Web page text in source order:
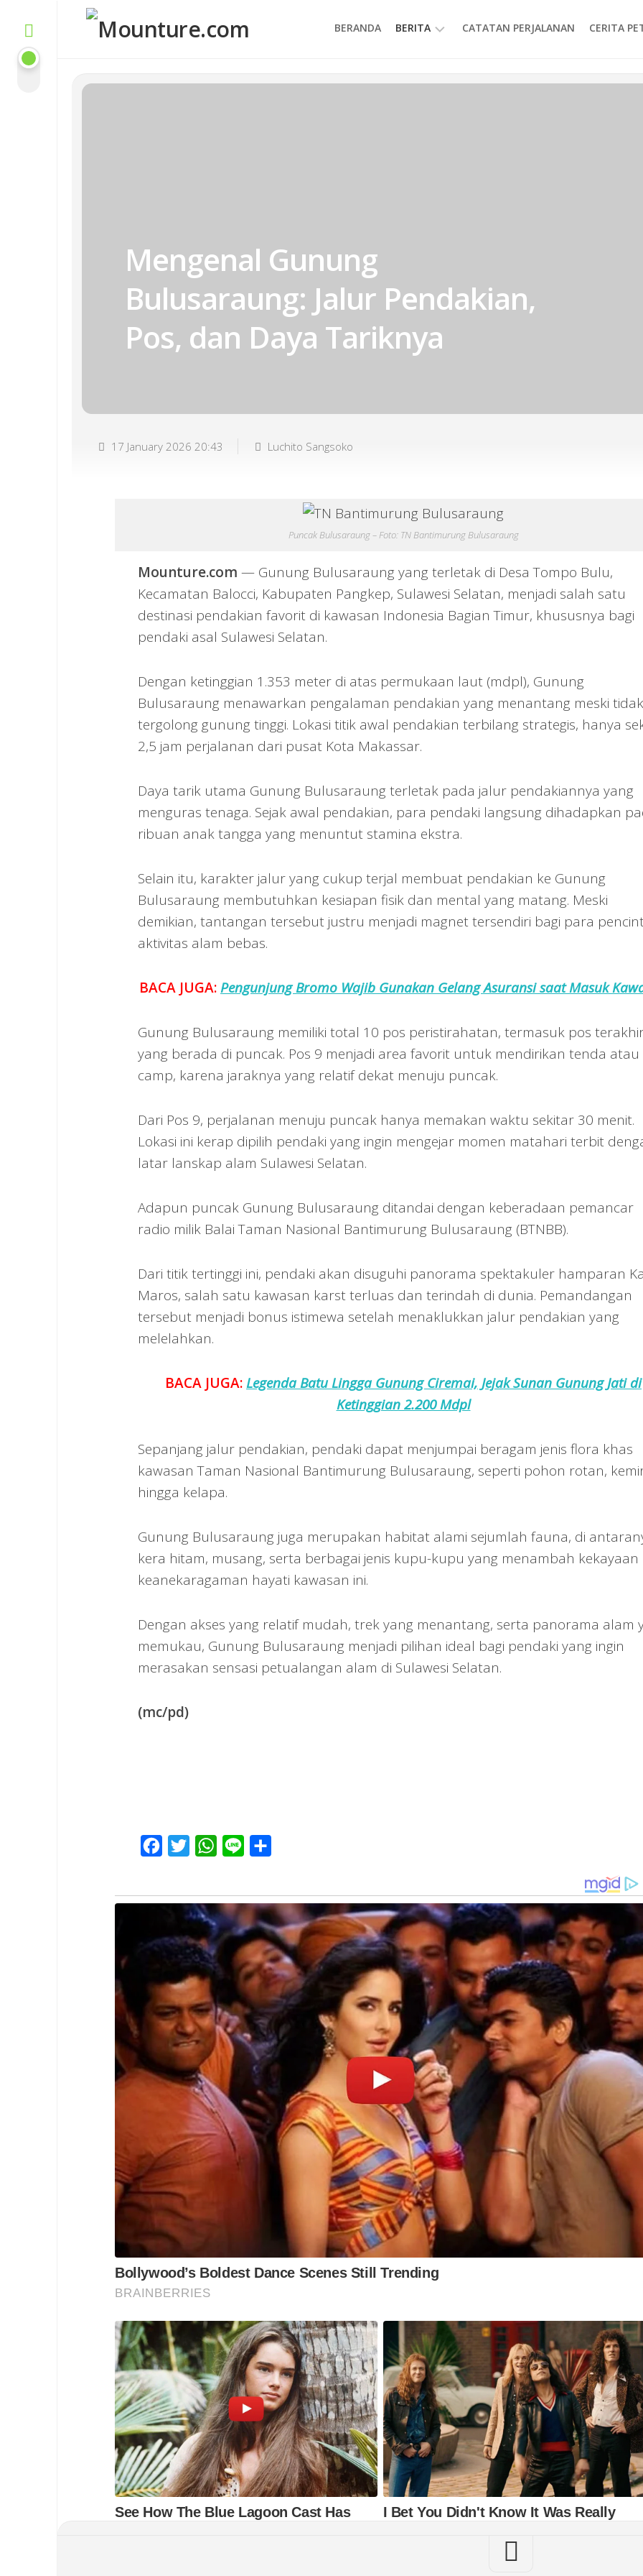
content
BERANDA BERITA CATATAN PERJALANAN CERITA
Mengenal Gunung
Bulusaraung: Jalur Pendakian,
Pos, dan Daya Tariknya
17 January 2026 20:43 Luchito Sangsoko
Puncak Bulusaraung – Foto: TN Bantimurung Bulusaraung
Mounture.com — Gunung Bulusaraung yang terletak di Desa Tompo Bulu,
Kecamatan Balocci, Kabupaten Pangkep, Sulawesi Selatan, menjadi salah satu
destinasi pendakian favorit di kawasan Indonesia Bagian Timur, khususnya bagi
pendaki asal Sulawesi Selatan.
Dengan ketinggian 1.353 meter di atas permukaan laut (mdpl), Gunung
Bulusaraung menawarkan pengalaman pendakian yang menantang meski tidak
tergolong gunung tinggi. Lokasi titik awal pendakian terbilang strategis, hanya
2,5 jam perjalanan dari pusat Kota Makassar.
Daya tarik utama Gunung Bulusaraung terletak pada jalur pendakiannya yang
menguras tenaga. Sejak awal pendakian, para pendaki langsung dihadapkan
ribuan anak tangga yang menuntut stamina ekstra.
Selain itu, karakter jalur yang cukup terjal membuat pendakian ke Gunung
Bulusaraung membutuhkan kesiapan fisik dan mental yang matang. Meski
demikian, tantangan tersebut justru menjadi magnet tersendiri bagi para
aktivitas alam bebas.
BACA JUGA:Pengunjung Bromo Wajib Gunakan Gelang Asuransi saat Masuk
Gunung Bulusaraung memiliki total 10 pos peristirahatan, termasuk pos
yang berada di puncak. Pos 9 menjadi area favorit untuk mendirikan tenda atau
camp, karena jaraknya yang relatif dekat menuju puncak.
Dari Pos 9, perjalanan menuju puncak hanya memakan waktu sekitar 30 menit.
Lokasi ini kerap dipilih pendaki yang ingin mengejar momen matahari terbit
latar lanskap alam Sulawesi Selatan.
Adapun puncak Gunung Bulusaraung ditandai dengan keberadaan pemancar
radio milik Balai Taman Nasional Bantimurung Bulusaraung (BTNBB).
Dari titik tertinggi ini, pendaki akan disuguhi panorama spektakuler hamparan
Maros, salah satu kawasan karst terluas dan terindah di dunia. Pemandangan
tersebut menjadi bonus istimewa setelah menaklukkan jalur pendakian yang
melelahkan.
BACA JUGA:Legenda Batu Lingga Gunung Ciremai, Jejak Sunan Gunung Jati di
Ketinggian 2.200 Mdpl
Sepanjang jalur pendakian, pendaki dapat menjumpai beragam jenis flora khas
kawasan Taman Nasional Bantimurung Bulusaraung, seperti pohon rotan,
hingga kelapa.
Gunung Bulusaraung juga merupakan habitat alami sejumlah fauna, di
kera hitam, musang, serta berbagai jenis kupu-kupu yang menambah kekayaan
keanekaragaman hayati kawasan ini.
Dengan akses yang relatif mudah, trek yang menantang, serta panorama alam
memukau, Gunung Bulusaraung menjadi pilihan ideal bagi pendaki yang ingin
merasakan sensasi petualangan alam di Sulawesi Selatan.
(mc/pd)
Facebook
Twitter WhatsApp
Line